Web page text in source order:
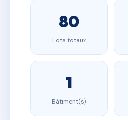
80
Lots totaux
1
Bâtiment(s)